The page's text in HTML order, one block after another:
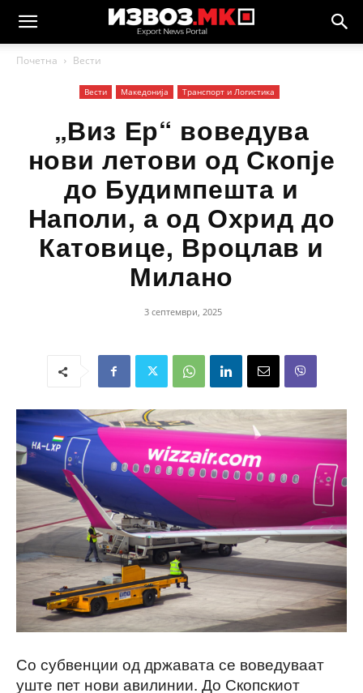
Почетна Вести
Вести Македонија Транспорт и Логистика
„Виз Ер“ воведува
нови летови од Скопје
до Будимпешта и
Наполи, а од Охрид до
Катовице, Вроцлав и
Милано
3 септември, 2025
Со субвенции од државата се воведуваат
уште пет нови авилинии. До Скопскиот